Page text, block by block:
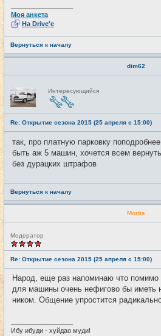
Моя анкета
На Drive'e
Вернуться к началу
dim62
е
в
с
е
т
и
Интересующийся
Re: Открытие сезона 2015 (25 апреля с 15:00)
так, про платную парковку
быть аж 5 машин, хочется всем
без дурацких штрафов
Вернуться к началу
Mortis
Н
е
в
с
е
т
и
Модератор
Re: Открытие сезона 2015 (25 апреля с 15:00)
Народ, еще раз напоминаю что помимо
для машины очень нефигово бы иметь
ником. Общение упростится
Ибу ибуди - хуйдао муди!